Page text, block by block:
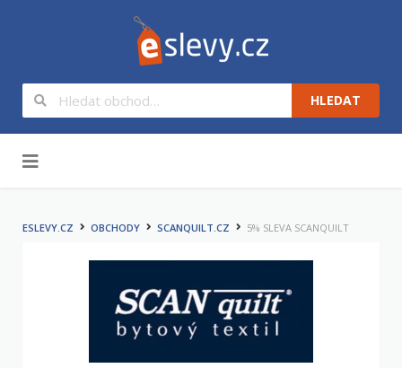
HLEDAT
ESLEVY.CZ OBCHODY SCANQUILT.CZ 5% SLEVA SCANQUILT